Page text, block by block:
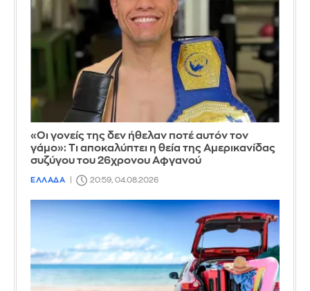
«Οι γονείς της δεν ήθελαν ποτέ αυτόν τον
γάμο»: Τι αποκαλύπτει η θεία της Αμερικανίδας
συζύγου του 26χρονου Αφγανού
ΕΛΛΑΔΑ 20:59, 04.08.2026